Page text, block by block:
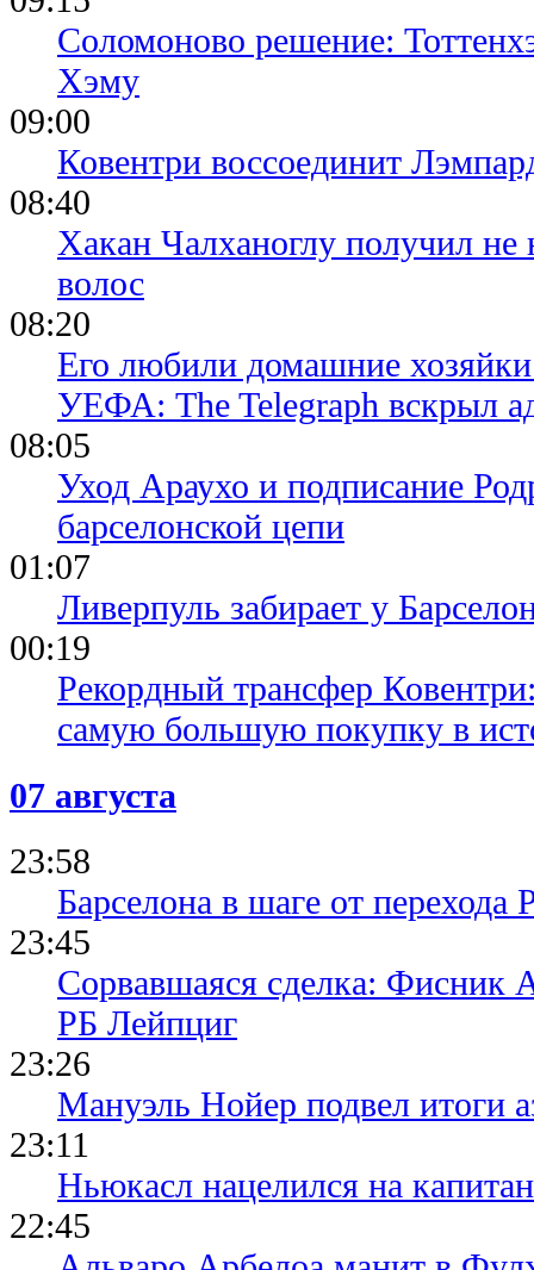
Соломоново решение:
Хэму
09:00
Ковентри воссоединит
08:40
Хакан Чалханоглу получил не
волос
08:20
Его любили домашние
УЕФА: The Telegraph вскрыл
08:05
Уход Араухо и подписание
барселонской цепи
01:07
Ливерпуль забирает у
00:19
Рекордный трансфер
самую большую покупку в
07 августа
23:58
Барселона в шаге от перехода
23:45
Сорвавшаяся сделка: Фисник
РБ Лейпциг
23:26
Мануэль Нойер подвел итоги
23:11
Ньюкасл нацелился на
22:45